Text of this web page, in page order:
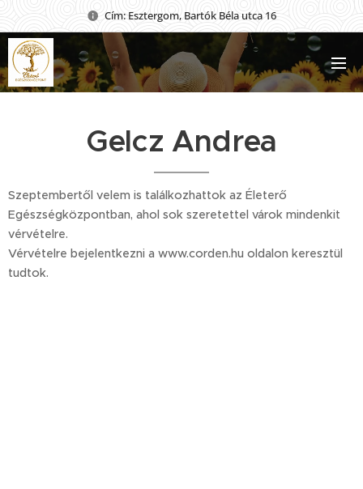
Cím: Esztergom, Bartók Béla utca 16
Gelcz Andrea
Szeptembertől velem is találkozhattok az Életerő
Egészségközpontban, ahol sok szeretettel várok mindenkit
vérvételre.
Vérvételre bejelentkezni a www.corden.hu oldalon keresztül
tudtok.